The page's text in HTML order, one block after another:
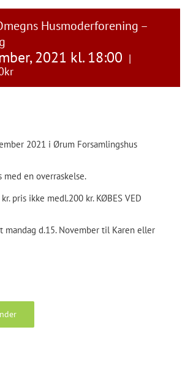
Husmoderforening –
2021 kl. 18:00 |
2021 i Ørum Forsamlingshus
med en overraskelse.
pris ikke medl.200 kr. KØBES VED
mandag d.15. November til Karen eller